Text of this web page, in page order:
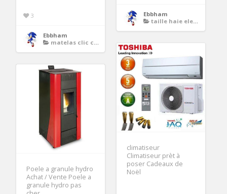
Ebbham
taille haie electrique
3
Ebbham
matelas clic clac
climatiseur
Climatiseur prèt à
poser Cadeaux de
Noël
Poele a granule hydro
Achat / Vente Poele a
granule hydro pas